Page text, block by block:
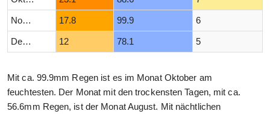
November 17.8 99.9 6
Dezember 12 78.1 5
Mit ca. 99.9mm Regen ist es im Monat Oktober am
feuchtesten. Der Monat mit den trockensten Tagen, mit ca.
56.6mm Regen, ist der Monat August. Mit nächtlichen